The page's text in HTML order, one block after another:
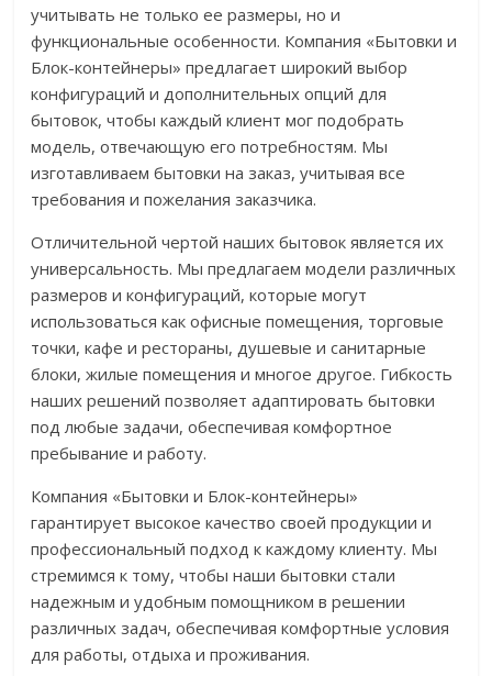
учитывать не только ее размеры, но и
функциональные особенности. Компания «Бытовки и
Блок-контейнеры» предлагает широкий выбор
конфигураций и дополнительных опций для
бытовок, чтобы каждый клиент мог подобрать
модель, отвечающую его потребностям. Мы
изготавливаем бытовки на заказ, учитывая все
требования и пожелания заказчика.
Отличительной чертой наших бытовок является их
универсальность. Мы предлагаем модели различных
размеров и конфигураций, которые могут
использоваться как офисные помещения, торговые
точки, кафе и рестораны, душевые и санитарные
блоки, жилые помещения и многое другое. Гибкость
наших решений позволяет адаптировать бытовки
под любые задачи, обеспечивая комфортное
пребывание и работу.
Компания «Бытовки и Блок-контейнеры»
гарантирует высокое качество своей продукции и
профессиональный подход к каждому клиенту. Мы
стремимся к тому, чтобы наши бытовки стали
надежным и удобным помощником в решении
различных задач, обеспечивая комфортные условия
для работы, отдыха и проживания.